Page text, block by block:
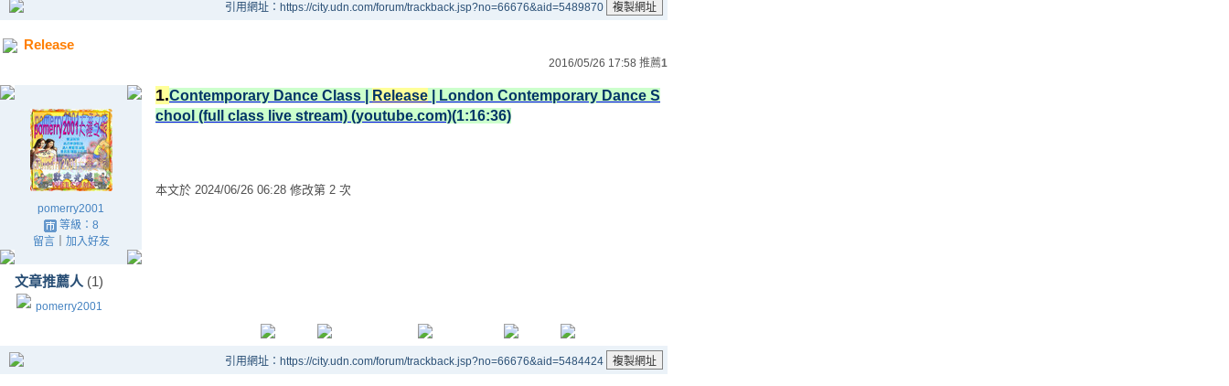
引用網址：https://city.udn.com/forum/trackback.jsp?no=66676&aid=5489870
Release
2016/05/26 17:58 推薦1
pomerry2001
等級：8
留言｜ 加入好友
文章推薦人 (1)
pomerry2001
1.Contemporary Dance Class | Release | London Contemporary Dance S
chool (full class live stream) (youtube.com)(1:16:36)
本文於 2024/06/26 06:28 修改第 2 次
引用網址：https://city.udn.com/forum/trackback.jsp?no=66676&aid=5484424